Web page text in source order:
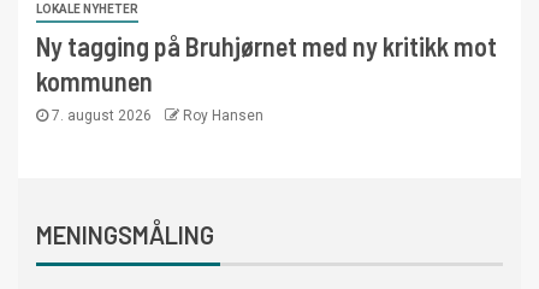
LOKALE NYHETER
Ny tagging på Bruhjørnet med ny kritikk mot
kommunen
7. august 2026 Roy Hansen
MENINGSMÅLING